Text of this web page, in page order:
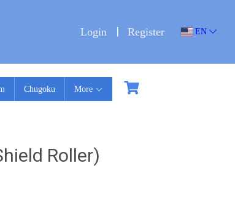
Login Register EN
Chugoku More
Roller)